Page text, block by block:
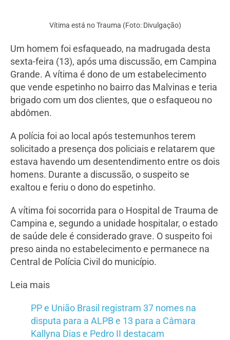
Vítima está no Trauma (Foto: Divulgação)
Um homem foi esfaqueado, na madrugada desta
sexta-feira (13), após uma discussão, em Campina
Grande. A vítima é dono de um estabelecimento
que vende espetinho no bairro das Malvinas e teria
brigado com um dos clientes, que o esfaqueou no
abdômen.
A polícia foi ao local após testemunhos terem
solicitado a presença dos policiais e relatarem que
estava havendo um desentendimento entre os dois
homens. Durante a discussão, o suspeito se
exaltou e feriu o dono do espetinho.
A vítima foi socorrida para o Hospital de Trauma de
Campina e, segundo a unidade hospitalar, o estado
de saúde dele é considerado grave. O suspeito foi
preso ainda no estabelecimento e permanece na
Central de Polícia Civil do município.
Leia mais
PP e União Brasil registram 37 nomes na
disputa para a ALPB e 13 para a Câmara
Kallyna Dias e Pedro II destacam